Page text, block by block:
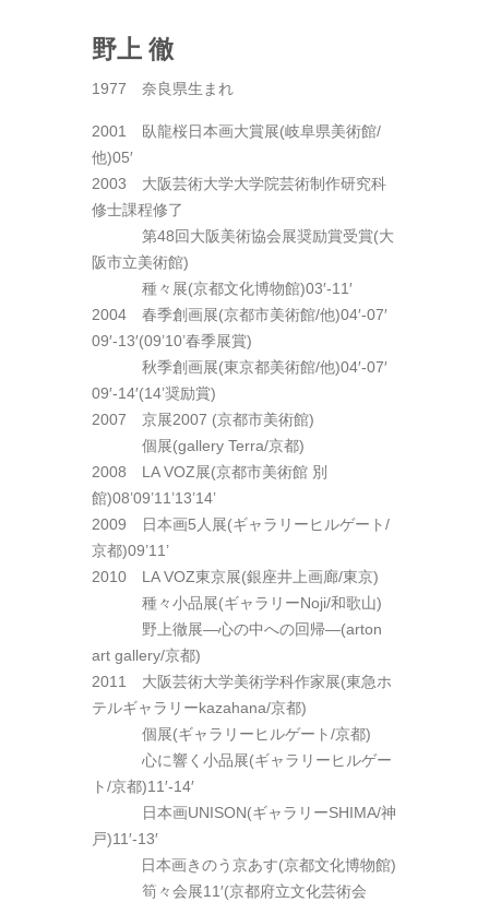
野上 徹
1977 奈良県生まれ
2001 臥龍桜日本画大賞展(岐阜県美術館/
他)05′
2003 大阪芸術大学大学院芸術制作研究科
修士課程修了
第48回大阪美術協会展奨励賞受賞(大
阪市立美術館)
種々展(京都文化博物館)03′-11′
2004 春季創画展(京都市美術館/他)04′-07′
09′-13′(09’10’春季展賞)
秋季創画展(東京都美術館/他)04′-07′
09′-14′(14’奨励賞)
2007 京展2007 (京都市美術館)
個展(gallery Terra/京都)
2008 LA VOZ展(京都市美術館 別
館)08’09’11’13’14’
2009 日本画5人展(ギャラリーヒルゲート/
京都)09’11’
2010 LA VOZ東京展(銀座井上画廊/東京)
種々小品展(ギャラリーNoji/和歌山)
野上徹展―心の中への回帰―(arton
art gallery/京都)
2011 大阪芸術大学美術学科作家展(東急ホ
テルギャラリーkazahana/京都)
個展(ギャラリーヒルゲート/京都)
心に響く小品展(ギャラリーヒルゲー
ト/京都)11′-14′
日本画UNISON(ギャラリーSHIMA/神
戸)11′-13′
日本画きのう京あす(京都文化博物館)
筍々会展11′(京都府立文化芸術会